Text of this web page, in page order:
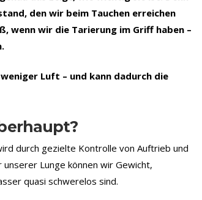
den wir beim Tauchen erreichen
wenn wir die Tarierung im Griff haben –
Luft – und kann dadurch die
durch gezielte Kontrolle von Auftrieb und
unserer Lunge können wir Gewicht,
quasi schwerelos sind.